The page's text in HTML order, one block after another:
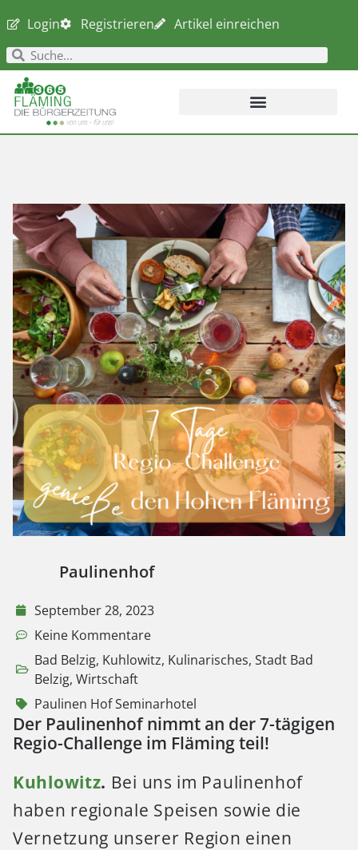
Login Registrieren Artikel einreichen
Paulinenhof
September 28, 2023
Keine Kommentare
Bad Belzig, Kuhlowitz, Kulinarisches, Stadt Bad
Belzig, Wirtschaft
Paulinen Hof Seminarhotel
Der Paulinenhof nimmt an der 7-tägigen
Regio-Challenge im Fläming teil!
Kuhlowitz. Bei uns im Paulinenhof
haben regionale Speisen sowie die
Vernetzung unserer Region einen